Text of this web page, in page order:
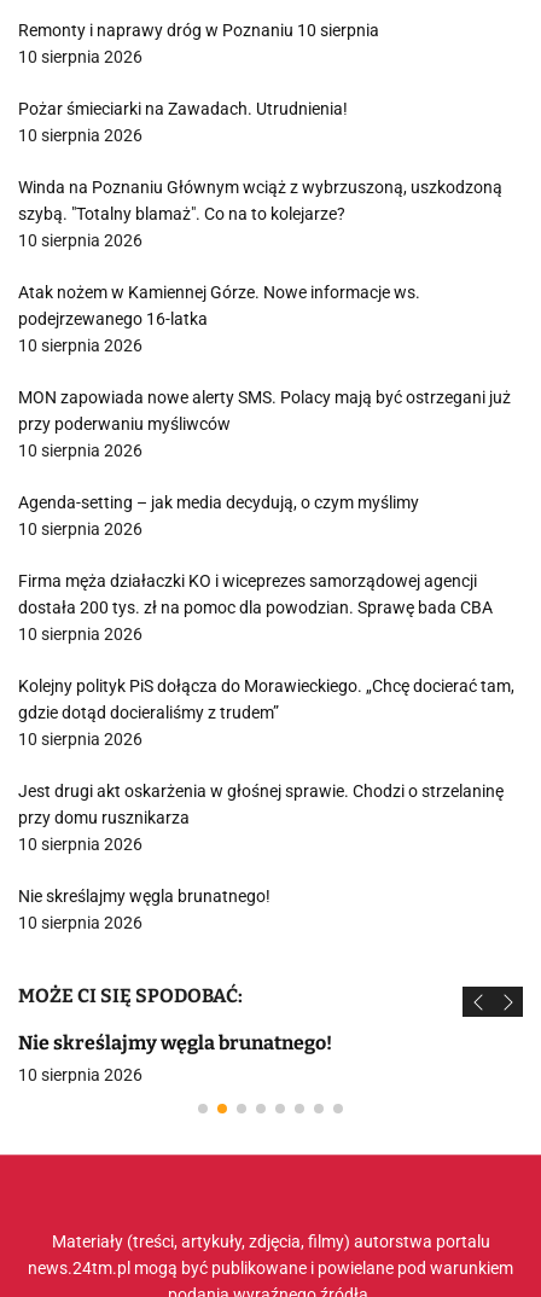
Remonty i naprawy dróg w Poznaniu 10 sierpnia
10 sierpnia 2026
Pożar śmieciarki na Zawadach. Utrudnienia!
10 sierpnia 2026
Winda na Poznaniu Głównym wciąż z wybrzuszoną, uszkodzoną
szybą. "Totalny blamaż". Co na to kolejarze?
10 sierpnia 2026
Atak nożem w Kamiennej Górze. Nowe informacje ws.
podejrzewanego 16-latka
10 sierpnia 2026
MON zapowiada nowe alerty SMS. Polacy mają być ostrzegani już
przy poderwaniu myśliwców
10 sierpnia 2026
Agenda-setting – jak media decydują, o czym myślimy
10 sierpnia 2026
Firma męża działaczki KO i wiceprezes samorządowej agencji
dostała 200 tys. zł na pomoc dla powodzian. Sprawę bada CBA
10 sierpnia 2026
Kolejny polityk PiS dołącza do Morawieckiego. „Chcę docierać tam,
gdzie dotąd docieraliśmy z trudem”
10 sierpnia 2026
Jest drugi akt oskarżenia w głośnej sprawie. Chodzi o strzelaninę
przy domu rusznikarza
10 sierpnia 2026
Nie skreślajmy węgla brunatnego!
10 sierpnia 2026
MOŻE CI SIĘ SPODOBAĆ:
Nie skreślajmy węgla brunatnego!
10 sierpnia 2026
Materiały (treści, artykuły, zdjęcia, filmy) autorstwa portalu
news.24tm.pl mogą być publikowane i powielane pod warunkiem